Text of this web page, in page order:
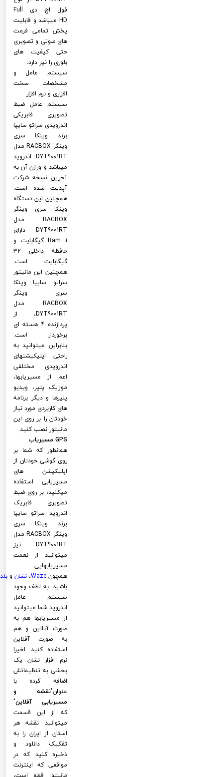
فول اچ دی Full
HD میباشد و قابلیت
پخش تمامی فرمت
های صوتی و تصویری
حتی کیفیت های
بلوری را نیز دارد.
سیستم عامل و
مشخصات سخت
افزاری و نرم افزار
سیستم عامل ضبط
تصویری فابریکی
اندرویدی سراتو سایپا
برند وینکا سری
وینگر RACBOX مدل
DYT9001RT اندروید
میباشد و ورژن آن به
آخرین نسخه شرکت
آپدیت شده است.
همچنین این دستگاه
وینکا سری وینگر
RACBOX مدل
DYT9001RT دارای
Ram 1 گیگابایت و
حافظه داخلی 32
گیگابایت است.
همچنین این مانیتور
سراتو سایپا وینکا
سری وینگر
RACBOX مدل
DYT9001RT، از
پردازنده 4 هسته ای
برخوردار است.
بنابراین میتوانید به
راحتی اپلیکیشنهای
اندرویدی مختلفی
اعم از مسیریابها،
موزیک پلیر، ویدیو
پلیرها و دیگر برنامه
های کاربردی مورد نیاز
خودتان را بر روی این
مانیتور نصب کنید.
GPS مسیریاب
همانطور که شما بر
روی گوشی خودتان از
اپلیکیشن های
مسیریابی استفاده
میکنید، بر روی ضبط
تصویری فابریک
اندروید سراتو سایپا
برند وینکا سری
وینگر RACBOX مدل
DYT9001RT نیز
میتوانید از نعمت
مسیریابهایی
همچونWaze، نشان و بلد
باشید. به لطف وجود
سیستم عامل
اندروید شما میتوانید
از مسیریابها هم به
صورت آنلاین و هم
به صورت آفلاین
استفاده کنید. اخیرا
نرم افزار نشان یک
بخشی به تنظیماتش
اضافه کرده با
عنوان"نقشه و
مسیریابی آفلاین"
که از این قسمت
میتوانید نقشه هر
استان از ایران را به
تفکیک دانلود و
ذخیره کنید که در
مواقعی که اینترنت